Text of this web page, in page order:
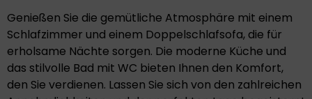
Genießen Sie die gemütliche Atmosphäre mit einem
Schlafzimmer und einem Doppelschlafsofa, die für
erholsame Nächte sorgen. Die moderne Küche und
das stilvolle Bad mit WC bieten Ihnen den Komfort,
den Sie verdienen. Lassen Sie sich von den zahlreichen